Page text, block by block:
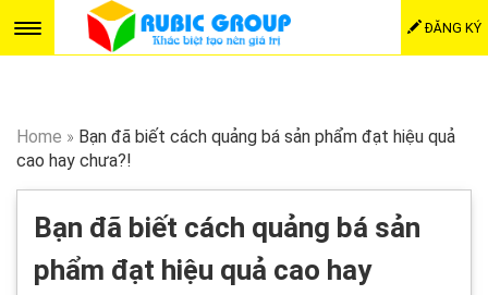
ĐĂNG KÝ
Home » Bạn đã biết cách quảng bá sản phẩm đạt hiệu quả
cao hay chưa?!
Bạn đã biết cách quảng bá sản
phẩm đạt hiệu quả cao hay